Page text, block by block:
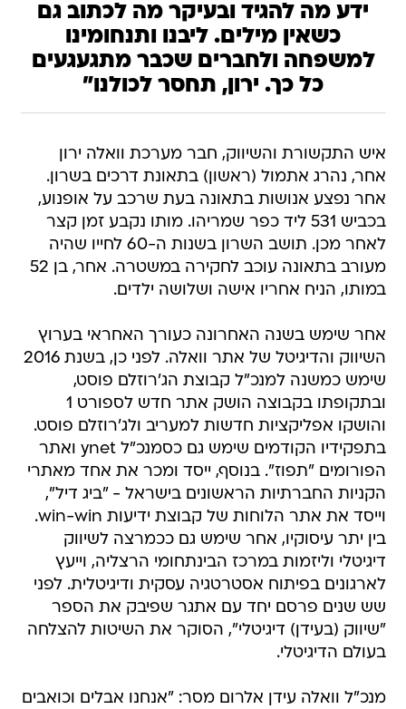
ידע מה להגיד ובעיקר מה לכתוב גם
כשאין מילים. ליבנו ותנחומינו
למשפחה ולחברים שכבר מתגעגעים
כל כך. ירון, תחסר לכולנו"
איש התקשורת והשיווק, חבר מערכת וואלה ירון
אחר, נהרג אתמול (ראשון) בתאונת דרכים בשרון.
אחר נפצע אנושות בתאונה בעת שרכב על אופנוע,
בכביש 531 ליד כפר שמריהו. מותו נקבע זמן קצר
לאחר מכן. תושב השרון בשנות ה-60 לחייו שהיה
מעורב בתאונה עוכב לחקירה במשטרה. אחר, בן 52
במותו, הניח אחריו אישה ושלושה ילדים.
אחר שימש בשנה האחרונה כעורך האחראי בערוץ
השיווק והדיגיטל של אתר וואלה. לפני כן, בשנת 2016
שימש כמשנה למנכ"ל קבוצת הג'רוזלם פוסט,
ובתקופתו בקבוצה הושק אתר חדש לספורט 1
והושקו אפליקציות חדשות למעריב ולג'רוזלם פוסט.
בתפקידיו הקודמים שימש גם כסמנכ"ל ynet ואתר
הפורומים "תפוז". בנוסף, ייסד ומכר את אחד מאתרי
הקניות החברתיות הראשונים בישראל - "ביג דיל",
וייסד את אתר הלוחות של קבוצת ידיעות win-win.
בין יתר עיסוקיו, אחר שימש גם ככמרצה לשיווק
דיגיטלי וליזמות במרכז הבינתחומי הרצליה, וייעץ
לארגונים בפיתוח אסטרטגיה עסקית ודיגיטלית. לפני
שש שנים פרסם יחד עם אתגר שפיבק את הספר
"שיווק (בעידן) דיגיטלי", הסוקר את השיטות להצלחה
בעולם הדיגיטלי.
מנכ"ל וואלה עידן אלרום מסר: "אנחנו אבלים וכואבים